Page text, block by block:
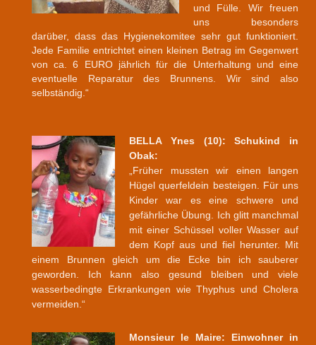
und Fülle. Wir freuen
uns besonders
darüber, dass das Hygienekomitee sehr gut funktioniert.
Jede Familie entrichtet einen kleinen Betrag im Gegenwert
von ca. 6 EURO jährlich für die Unterhaltung und eine
eventuelle Reparatur des Brunnens. Wir sind also
selbständig.“
BELLA Ynes (10): Schukind in
Obak:
„Früher mussten wir einen langen
Hügel querfeldein besteigen. Für uns
Kinder war es eine schwere und
gefährliche Übung. Ich glitt manchmal
mit einer Schüssel voller Wasser auf
dem Kopf aus und fiel herunter. Mit
einem Brunnen gleich um die Ecke bin ich sauberer
geworden. Ich kann also gesund bleiben und viele
wasserbedingte Erkrankungen wie Thyphus und Cholera
vermeiden.“
Monsieur le Maire: Einwohner in